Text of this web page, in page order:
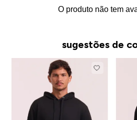
O produto não tem
sugestões de